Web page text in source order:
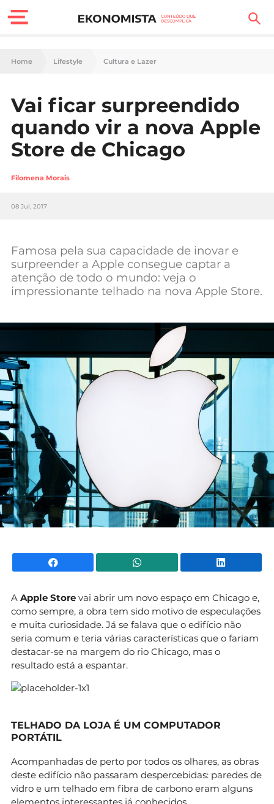
Finanças Pessoais
Carreira
Casa
Lifestyle
Sociedade
Negócios
Mundial 2026
Home Lifestyle Cultura e Lazer
Vai ficar surpreendido
quando vir a nova Apple
Store de Chicago
Filomena Morais
08 Jul, 2017
Famosa pela sua capacidade de inovar e
surpreender a Apple consegue captar a
atenção de todo o mundo: veja o
impressionante telhado na nova Apple Store.
Facebook WhatsApp
A Apple Store vai abrir um novo espaço em Chicago e,
como sempre, a obra tem sido motivo de especulações
e muita curiosidade. Já se falava que o edifício não
seria comum e teria várias características que o fariam
destacar-se na margem do rio Chicago, mas o
resultado está a espantar.
TELHADO DA LOJA É UM COMPUTADOR
PORTÁTIL
Acompanhadas de perto por todos os olhares, as obras
deste edifício não passaram despercebidas: paredes de
vidro e um telhado em fibra de carbono eram alguns
elementos interessantes já conhecidos.